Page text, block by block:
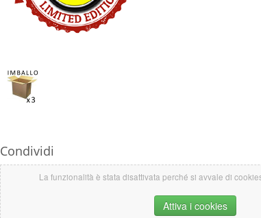
Condividi
La funzionalità è stata disattivata perché si avvale di
Attiva i cookies